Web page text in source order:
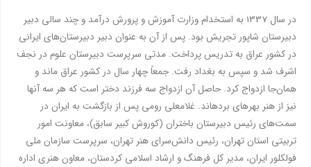
در سال 1337 به استخدام وزارت آموزش و پرورش درآمد و چند سالى دبیر
دبیرستان شاپور تجریش بود. پس از آن به عنوان دبیر دبیرستان‌هاى ایرانى
در كشور عراق به تدریس پرداخت. مدتى سرپرست دبیرستان علوم در نجف
اشرف شد و سپس به بغداد رفت. جمعاً چهار سال در كشور عراق ‏ماند و
همان‌جا ازدواج کرد. حاصل آن ازدواج سه فرزند دختر است كه هر سه آنها
نیز از هنر بهره‏اى برده‏اند. غلامعلى رومى پس از بازگشت به ایران در
سمت‌های رئیس دبیرستان باختران (كوروش كبیر سابق)، معاونت امور
تربیتى استان تهران، رئیس دانش‌سراى هنر تهران، سرپرست سازمان ملى
فولكلور ایران، مدیر كل فرهنگ و ارشاد اسلامى كردستان، معاون هنرى اداره‏